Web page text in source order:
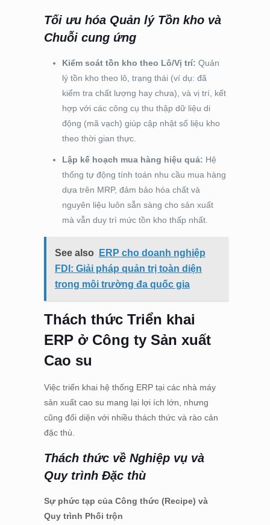
Tối ưu hóa Quản lý Tồn kho và
Chuỗi cung ứng
Kiểm soát tồn kho theo Lô/Vị trí: Quản
lý tồn kho theo lô, trạng thái (ví dụ: đã
kiểm tra chất lượng hay chưa), và vị trí, kết
hợp với các công cụ thu thập dữ liệu di
động (mã vạch) giúp cập nhật số liệu kho
theo thời gian thực.
Lập kế hoạch mua hàng hiệu quả: Hệ
thống tự động tính toán nhu cầu mua hàng
dựa trên MRP, đảm bảo hóa chất và
nguyên liệu luôn sẵn sàng cho sản xuất
mà vẫn duy trì mức tồn kho thấp nhất.
See also
ERP cho doanh nghiệp
FDI: Giải pháp quản trị toàn diện
trong môi trường đa quốc gia
Thách thức Triển khai
ERP ở Công ty Sản xuất
Cao su
Việc triển khai hệ thống ERP tại các nhà máy
sản xuất cao su mang lại lợi ích lớn, nhưng
cũng đối diện với nhiều thách thức và rào cản
đặc thù.
Thách thức về Nghiệp vụ và
Quy trình Đặc thù
Sự phức tạp của Công thức (Recipe) và
Quy trình Phối trộn